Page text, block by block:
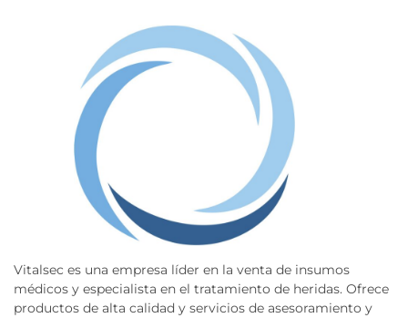
Vitalsec es una empresa líder en la venta de insumos
médicos y especialista en el tratamiento de heridas. Ofrece
productos de alta calidad y servicios de asesoramiento y